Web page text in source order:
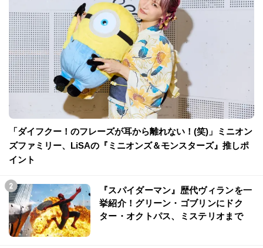
「ダイフクー！のフレーズが耳から離れない！(笑)」ミニオン
ズファミリー、LiSAの『ミニオンズ＆モンスターズ』推しポ
イント
『スパイダーマン』歴代ヴィランを一
挙紹介！グリーン・ゴブリンにドク
ター・オクトパス、ミステリオまで